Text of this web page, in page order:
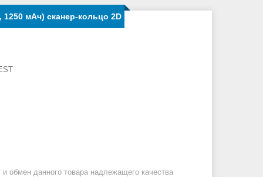
1250 мАч) сканер-кольцо 2D
обмен данного товара надлежащего качества